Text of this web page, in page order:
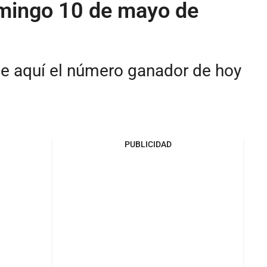
10 de mayo de
aquí el número ganador de hoy
PUBLICIDAD